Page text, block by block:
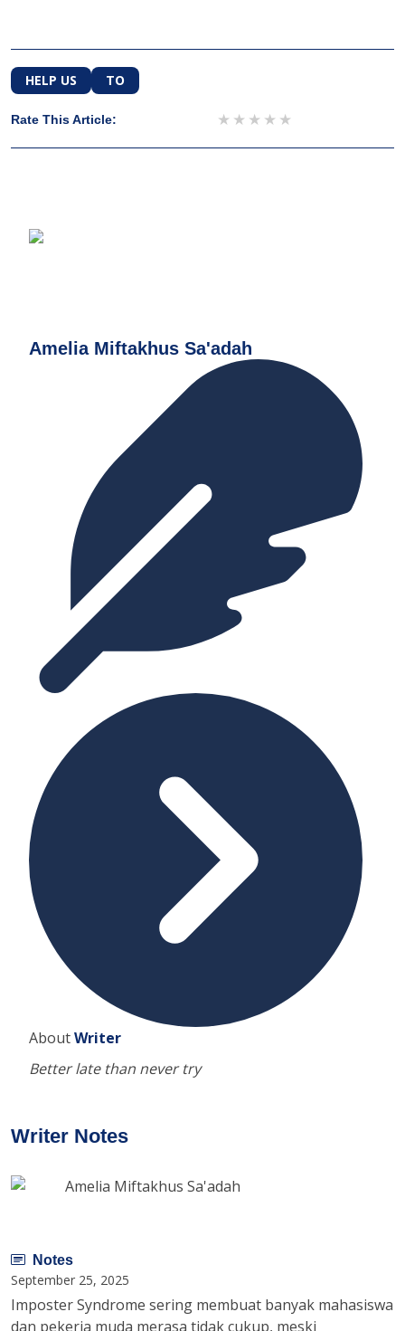
HELP US TO
Rate This Article: 4 stars
3 stars
2 stars
1 star
Amelia Miftakhus Sa'adah
AboutWriter
Better late than never try
Writer Notes
Amelia Miftakhus Sa'adah
Notes
September 25, 2025
Imposter Syndrome sering membuat banyak mahasiswa
dan pekerja muda merasa tidak cukup, meski